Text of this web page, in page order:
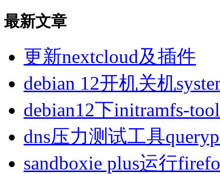
最新文章
更新nextcloud及插件
debian 12开机关机
debian12下initramfs-
dns压力测试工具
sandboxie plus运行